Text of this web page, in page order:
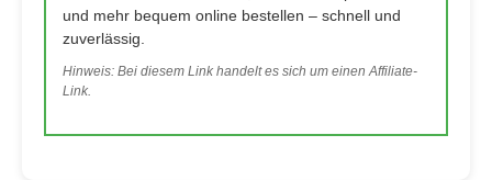
und mehr bequem online bestellen – schnell und
zuverlässig.
Hinweis: Bei diesem Link handelt es sich um einen Affiliate-
Link.